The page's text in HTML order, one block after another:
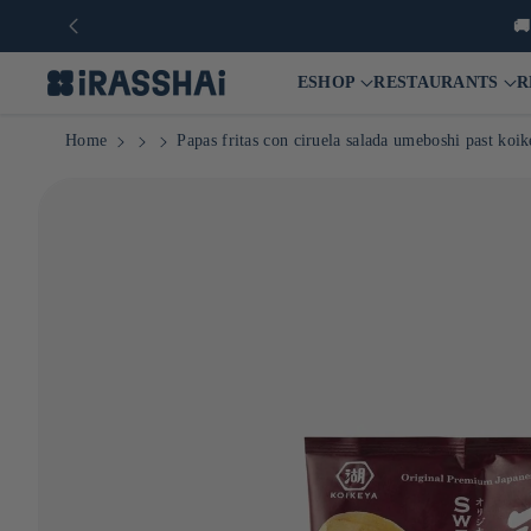
🚚
ESHOP RESTAURANTS
Home Papas fritas con ciruela salada umeboshi past